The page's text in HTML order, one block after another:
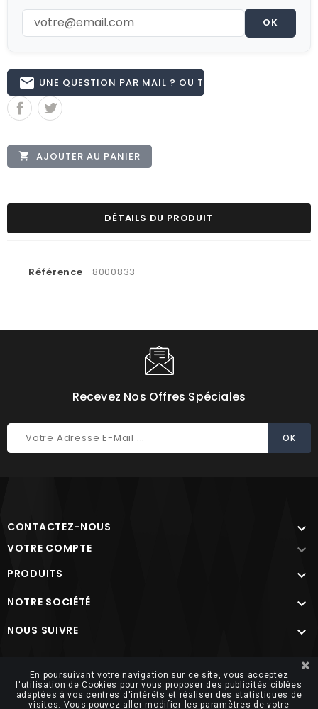
OK
email UNE QUESTION PAR MAIL ? OU TÉL 02.51.62.16.59
 AJOUTER AU PANIER
DÉTAILS DU PRODUIT
Référence 8000833
Recevez Nos Offres Spéciales
CONTACTEZ-NOUS 
VOTRE COMPTE 
PRODUITS 
NOTRE SOCIÉTÉ 
NOUS SUIVRE 
En poursuivant votre navigation sur ce site, vous acceptez
l'utilisation de Cookies pour vous proposer des publicités ciblées
adaptées à vos centres d'intérêts et réaliser des statistiques de
visites. Vous pouvez aller modifier les paramètres de votre